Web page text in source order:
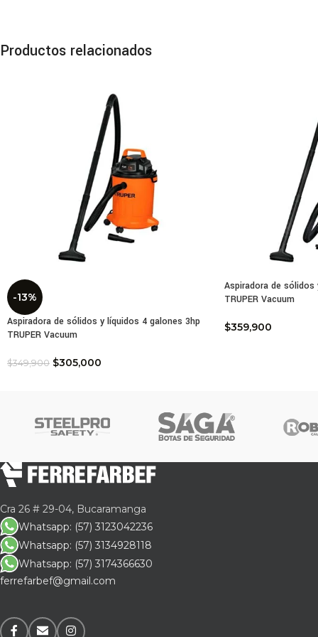
Productos relacionados
-13%
Aspiradora de sólidos y líquidos 4 galones 3hp
TRUPER Vacuum
$349,900 $305,000
Aspiradora de
TRUPER Vacuum
$359,900
Cra 26 # 29-04, Bucaramanga
Whatsapp: (57) 3123042236
Whatsapp: (57) 3134928118
Whatsapp: (57) 3174366630
ferrefarbef@gmail.com